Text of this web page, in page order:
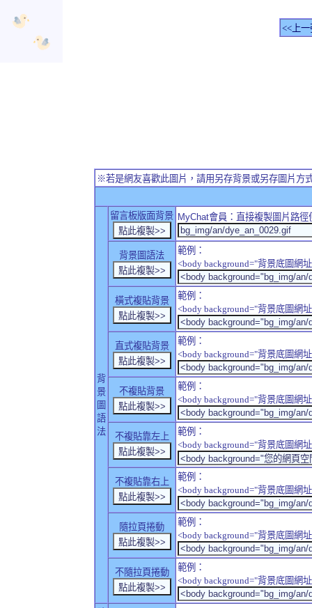
<<上一
※若是網友喜歡此圖片，請用另存背景或另存圖片方
背
景
圖
語
法
留言板版面背景 MyChat會員：直接複製圖片路
背景圖語法
範例：
<body background="背景底圖網
橫式複貼背景
範例：
<body background="背景底圖網
直式複貼背景
範例：
<body background="背景底圖網
不複貼背景
範例：
<body background="背景底圖網
不複貼靠左上
範例：
<body background="背景底圖網
不複貼靠右上
範例：
<body background="背景底圖網
隨拉頁捲動
範例：
<body background="背景底圖網
不隨拉頁捲動
範例：
<body background="背景底圖網